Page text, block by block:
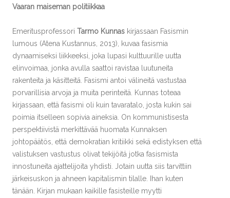
Vaaran maiseman politiikkaa
Emeritusprofessori Tarmo Kunnas kirjassaan Fasismin
lumous (Atena Kustannus, 2013), kuvaa fasismia
dynaamiseksi liikkeeksi, joka lupasi kulttuurille uutta
elinvoimaa, jonka avulla saattoi ravistaa luutuneita
rakenteita ja käsitteitä. Fasismi antoi välineitä vastustaa
porvarillisia arvoja ja muita perinteitä. Kunnas toteaa
kirjassaan, että fasismi oli kuin tavaratalo, josta kukin sai
poimia itselleen sopivia aineksia. On kommunistisesta
perspektiivistä merkittävää huomata Kunnaksen
johtopäätös, että demokratian kritiikki sekä edistyksen että
valistuksen vastustus olivat tekijöitä jotka fasismista
innostuneita ajattelijoita yhdisti. Jotain uutta siis tarvittiin
järkeisuskon ja ahneen kapitalismin tilalle. Ihan kuten
tänään. Kirjan mukaan kaikille fasisteille myytti